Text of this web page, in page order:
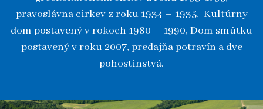
pravoslávna cirkev z roku 1934 – 1935, Kultúrny
dom postavený v rokoch 1980 – 1990, Dom smútku
postavený v roku 2007, predajňa potravín a dve
pohostinstvá.